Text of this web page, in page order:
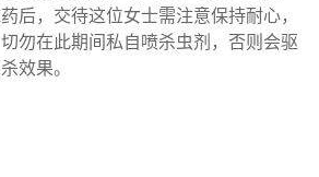
后，交待这位女士需注意保持耐心，
勿在此期间私自喷杀虫剂，否则会驱
效果。